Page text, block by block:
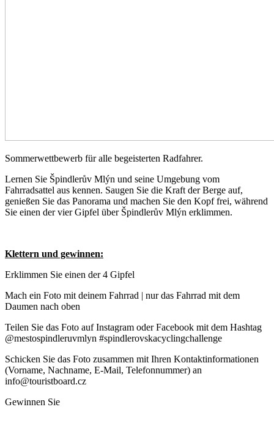
Sommerwettbewerb für alle begeisterten Radfahrer.
Lernen Sie Špindlerův Mlýn und seine Umgebung vom
Fahrradsattel aus kennen. Saugen Sie die Kraft der Berge auf,
genießen Sie das Panorama und machen Sie den Kopf frei, während
Sie einen der vier Gipfel über Špindlerův Mlýn erklimmen.
Klettern und gewinnen:
Erklimmen Sie einen der 4 Gipfel
Mach ein Foto mit deinem Fahrrad | nur das Fahrrad mit dem
Daumen nach oben
Teilen Sie das Foto auf Instagram oder Facebook mit dem Hashtag
@mestospindleruvmlyn #spindlerovskacyclingchallenge
Schicken Sie das Foto zusammen mit Ihren Kontaktinformationen
(Vorname, Nachname, E-Mail, Telefonnummer) an
info@touristboard.cz
Gewinnen Sie